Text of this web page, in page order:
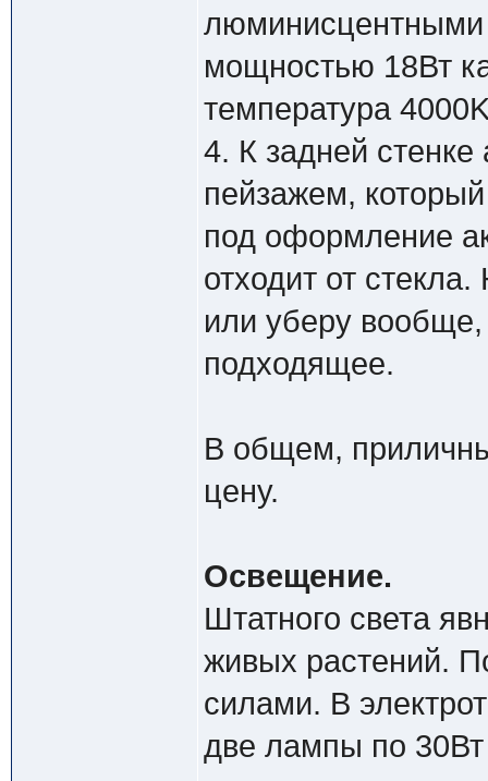
мощностью 18Вт
температура
4. К задней
пейзажем,
под оформление
отходит от
или уберу
подходящее.
В общем,
цену.
Освещение.
Штатного света
живых растений.
силами. В
две лампы по